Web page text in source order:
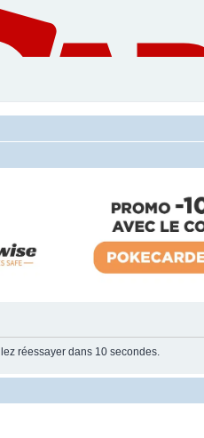
réessayer dans 10 secondes.